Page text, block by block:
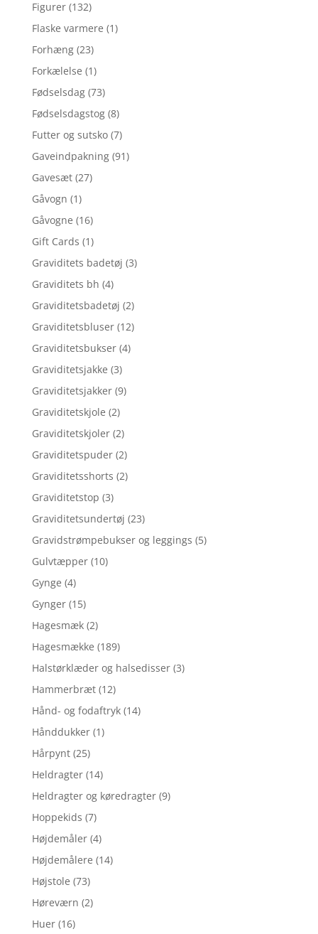
Figurer (132)
Flaske varmere (1)
Forhæng (23)
Forkælelse (1)
Fødselsdag (73)
Fødselsdagstog (8)
Futter og sutsko (7)
Gaveindpakning (91)
Gavesæt (27)
Gåvogn (1)
Gåvogne (16)
Gift Cards (1)
Graviditets badetøj (3)
Graviditets bh (4)
Graviditetsbadetøj (2)
Graviditetsbluser (12)
Graviditetsbukser (4)
Graviditetsjakke (3)
Graviditetsjakker (9)
Graviditetskjole (2)
Graviditetskjoler (2)
Graviditetspuder (2)
Graviditetsshorts (2)
Graviditetstop (3)
Graviditetsundertøj (23)
Gravidstrømpebukser og leggings (5)
Gulvtæpper (10)
Gynge (4)
Gynger (15)
Hagesmæk (2)
Hagesmække (189)
Halstørklæder og halsedisser (3)
Hammerbræt (12)
Hånd- og fodaftryk (14)
Hånddukker (1)
Hårpynt (25)
Heldragter (14)
Heldragter og køredragter (9)
Hoppekids (7)
Højdemåler (4)
Højdemålere (14)
Højstole (73)
Høreværn (2)
Huer (16)